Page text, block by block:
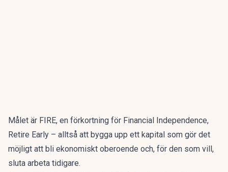
Målet är FIRE, en förkortning för Financial Independence,
Retire Early – alltså att bygga upp ett kapital som gör det
möjligt att bli ekonomiskt oberoende och, för den som vill,
sluta arbeta tidigare.